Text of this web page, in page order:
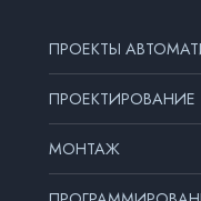
ПРОЕКТЫ
ПРОЕКТИРОВАНИЕ
МОНТАЖ